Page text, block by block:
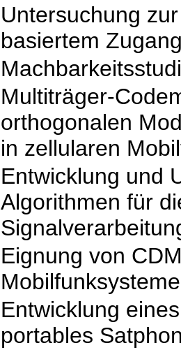
Untersuchung
basiertem
Multiträger-
orthogonalen
in zellularen
Entwicklung und
Algorithmen für
Eignung von
Mobilfunksysteme
Entwicklung
portables